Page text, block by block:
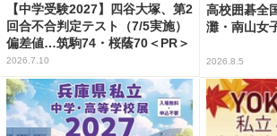
【中学受験2027】四谷大塚、第2
回合不合判定テスト（7/5実施）
偏差値…筑駒74・桜蔭70＜PR＞
2026.7.10
高校囲碁全
灘・南山女
2026.8.5